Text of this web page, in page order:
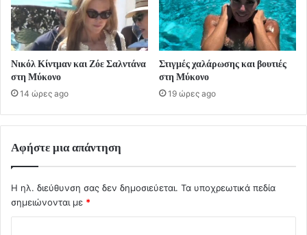
Νικόλ Κίντμαν και Ζόε Σαλντάνα
στη Μύκονο
14 ώρες ago
Στιγμές χαλάρωσης και βουτιές
στη Μύκονο
19 ώρες ago
Αφήστε μια απάντηση
Η ηλ. διεύθυνση σας δεν δημοσιεύεται. Τα υποχρεωτικά πεδία
σημειώνονται με *